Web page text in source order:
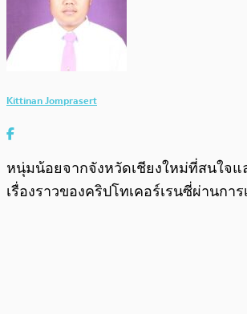
Kittinan Jomprasert
หนุ่มน้อยจากจังหวัดเชียงใหม่ที่สนใจแ
เรื่องราวของคริปโทเคอร์เรนซี่ผ่านกา